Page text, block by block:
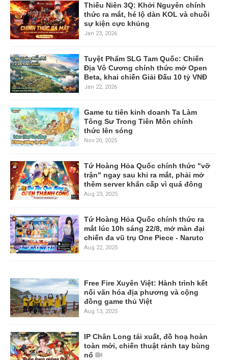
Thiếu Niên 3Q: Khởi Nguyên chính
thức ra mắt, hé lộ dàn KOL và chuỗi
sự kiện cực khủng
Jan 23, 2026
Tuyệt Phẩm SLG Tam Quốc: Chiến
Địa Vô Cương chính thức mở Open
Beta, khai chiến Giải Đấu 10 tỷ VNĐ
Jan 22, 2026
Game tu tiên kinh doanh Ta Làm
Tông Sư Trong Tiên Môn chính
thức lên sóng
Nov 20, 2025
Tứ Hoàng Hỏa Quốc chính thức "vỡ
trận" ngay sau khi ra mắt, phải mở
thêm server khẩn cấp vì quá đông
Aug 23, 2025
Tứ Hoàng Hỏa Quốc chính thức ra
mắt lúc 10h sáng 22/8, mở màn đại
chiến đa vũ trụ One Piece - Naruto
Aug 22, 2025
Free Fire Xuyên Việt: Hành trình kết
nối văn hóa địa phương và cộng
đồng game thủ Việt
Aug 13, 2025
IP Chân Long tái xuất, đồ hoạ hoàn
toàn mới, chiến thuật rảnh tay bùng
nổ